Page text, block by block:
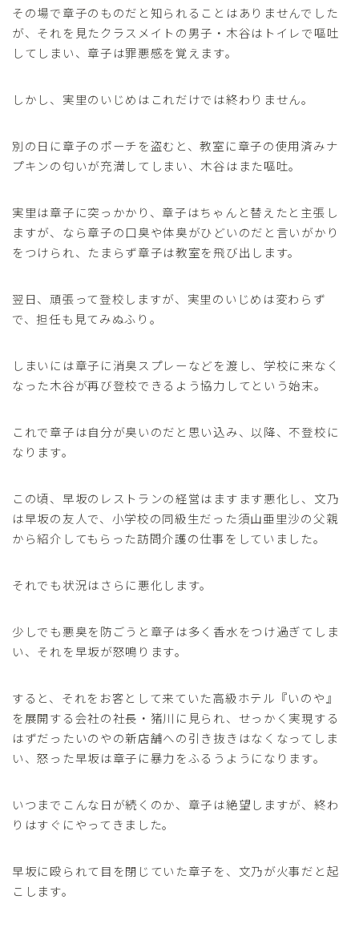
その場で章子のものだと知られることはありませんでした
が、それを見たクラスメイトの男子・木谷はトイレで嘔吐
してしまい、章子は罪悪感を覚えます。
しかし、実里のいじめはこれだけでは終わりません。
別の日に章子のポーチを盗むと、教室に章子の使用済みナ
プキンの匂いが充満してしまい、木谷はまた嘔吐。
実里は章子に突っかかり、章子はちゃんと替えたと主張し
ますが、なら章子の口臭や体臭がひどいのだと言いがかり
をつけられ、たまらず章子は教室を飛び出します。
翌日、頑張って登校しますが、実里のいじめは変わらず
で、担任も見てみぬふり。
しまいには章子に消臭スプレーなどを渡し、学校に来なく
なった木谷が再び登校できるよう協力してという始末。
これで章子は自分が臭いのだと思い込み、以降、不登校に
なります。
この頃、早坂のレストランの経営はますます悪化し、文乃
は早坂の友人で、小学校の同級生だった須山亜里沙の父親
から紹介してもらった訪問介護の仕事をしていました。
それでも状況はさらに悪化します。
少しでも悪臭を防ごうと章子は多く香水をつけ過ぎてしま
い、それを早坂が怒鳴ります。
すると、それをお客として来ていた高級ホテル『いのや』
を展開する会社の社長・猪川に見られ、せっかく実現する
はずだったいのやの新店舗への引き抜きはなくなってしま
い、怒った早坂は章子に暴力をふるうようになります。
いつまでこんな日が続くのか、章子は絶望しますが、終わ
りはすぐにやってきました。
早坂に殴られて目を閉じていた章子を、文乃が火事だと起
こします。